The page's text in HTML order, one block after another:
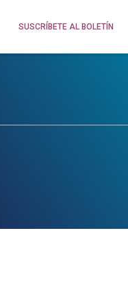
SUSCRÍBETE AL BOLETÍN